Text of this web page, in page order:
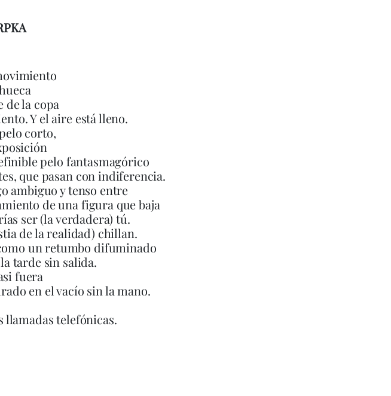
de la copa
Y el aire está lleno.
corto,
pelo fantasmagórico
que pasan con indiferencia.
ambiguo y tenso entre
de una figura que baja
ser (la verdadera) tú.
de la realidad) chillan.
un retumbo difuminado
tarde sin salida.
fuera
en el vacío sin la mano.
llamadas telefónicas.